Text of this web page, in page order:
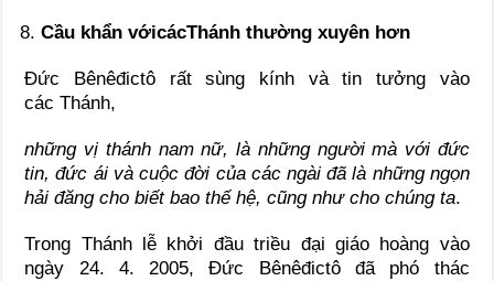
Cầu khẩn vớicácThánh thường xuyên hơn
Đức Bênêđictô rất sùng kính và tin tưởng vào
các Thánh,
những vị thánh nam nữ, là những người mà với đức
tin, đức áivà cuộc đời của cácngài đã là những ngọn
hải đăng cho biết bao thế hệ, cũng như cho chúng ta.
Trong Thánh lễ khởi đầu triều đại giáo hoàng vào
ngày 24. 4. 2005, Đức Bênêđictô đã phó thác